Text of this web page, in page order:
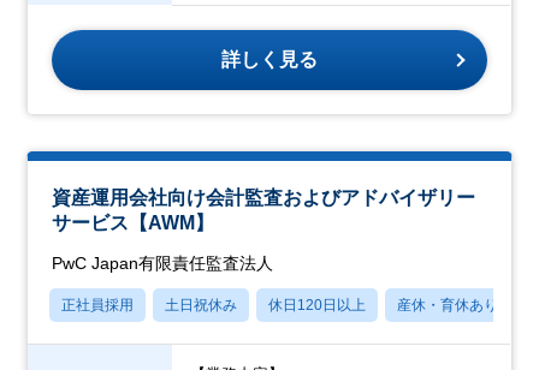
詳しく見る
資産運用会社向け会計監査およびアドバイザリー
サービス【AWM】
PwC Japan有限責任監査法人
正社員採用 土日祝休み 休日120日以上 産休・育休あり